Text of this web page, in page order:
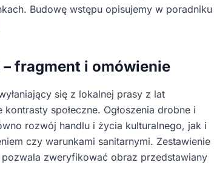
Budowę wstępu opisujemy w poradniku
fragment i omówienie
się z lokalnej prasy z lat
społeczne. Ogłoszenia drobne i
rozwój handlu i życia kulturalnego, jak i
czy warunkami sanitarnymi. Zestawienie
zweryfikować obraz przedstawiany